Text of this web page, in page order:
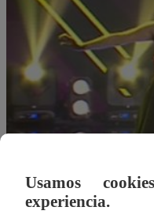
Usamos
experiencia.